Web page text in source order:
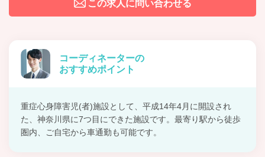
この求人に問い合わせる
コーディネーターの
おすすめポイント
重症心身障害児(者)施設として、平成14年4月に開設され
た、神奈川県に7つ目にできた施設です。最寄り駅から徒歩
圏内、ご自宅から車通勤も可能です。